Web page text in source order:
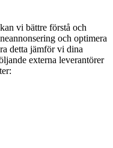
vi bättre förstå och
och optimera
detta jämför vi dina
externa leverantörer